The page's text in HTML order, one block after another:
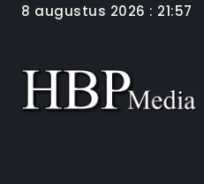
8 augustus 2026 : 21:57